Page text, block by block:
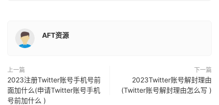
AFT资源
上一篇
2023注册Twitter账号手机号前
面加什么(申请Twitter账号手机
号前加什么 )
下一篇
2023Twitter账号解封理由
(Twitter账号解封理由怎么写 )